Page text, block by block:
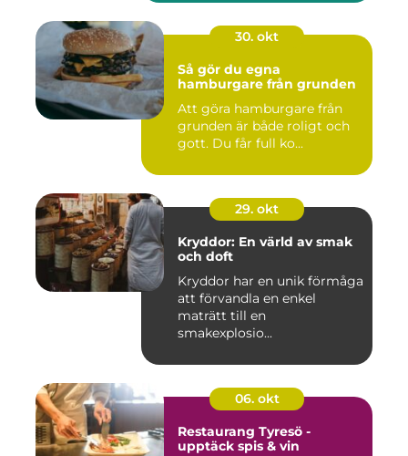
30. okt
Så gör du egna
hamburgare från grunden
Att göra hamburgare från
grunden är både roligt och
gott. Du får full ko...
29. okt
Kryddor: En värld av smak
och doft
Kryddor har en unik förmåga
att förvandla en enkel
maträtt till en
smakexplosio...
06. okt
Restaurang Tyresö -
upptäck spis & vin